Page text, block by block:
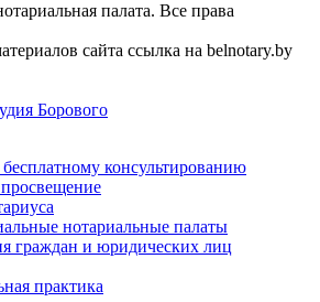
палата. Все права
сайта ссылка на belnotary.by
Борового
консультированию
нотариальные палаты
граждан и юридических лиц
практика